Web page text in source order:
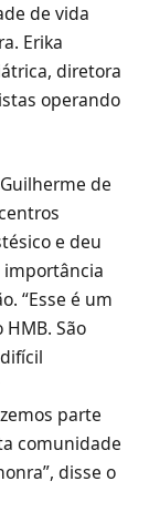
de vida
Erika
diretora
operando
de
e deu
importância
“Esse é um
São
parte
comunidade
disse o